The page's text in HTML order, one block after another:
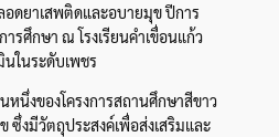
ดยาเสพติดและอบายมุข ปีการ
รศึกษา ณ โรงเรียนคำเขื่อนแก้ว
นในระดับเพชร
หนึ่งของโครงการสถานศึกษาสีขาว
งมีวัตถุประสงค์เพื่อส่งเสริมและ